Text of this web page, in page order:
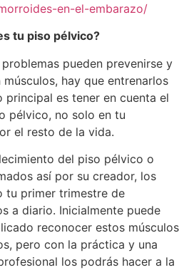
en-el-embarazo/
tu piso pélvico?
pueden prevenirse y
hay que entrenarlos
es tener en cuenta el
pélvico, no solo en tu
el resto de la vida.
del piso pélvico o
así por su creador, los
tu primer trimestre de
a diario. Inicialmente puede
reconocer estos músculos
pero con la práctica y una
los podrás hacer a la